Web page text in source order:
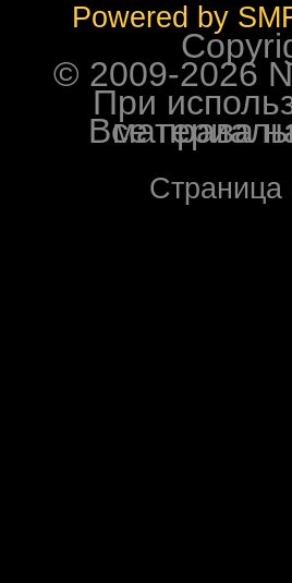
Powered by
Все права на
Страница